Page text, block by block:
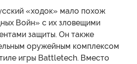
«ходок» мало похож
Войн» с их зловещими
защиты. Он также
оружейным комплексом
игры Battletech. Вместо